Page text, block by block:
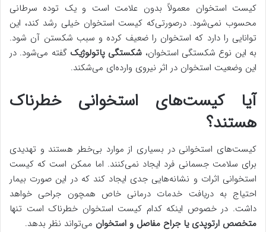
کیست‌ استخوان معمولاً بدون علامت است و یک توده سرطانی
محسوب نمی‌شود. درصورتی‌که کیست استخوان خیلی رشد کند، این
توانایی را دارد که استخوان را ضعیف کرده و سبب شکستن آن شود.
به این نوع شکستگی استخوان، شکستگی پاتولوژیک گفته می‌شود. در
این وضعیت استخوان در اثر نیروی وارده‌ای می‌شکند.
آیا کیست‌های استخوانی خطرناک
هستند؟
کیست‌های استخوانی در بسیاری از موارد بی‌خطر هستند و تهدیدی
برای سلامت جسمانی فرد ایجاد نمی‌کنند. اما ممکن است که کیست
استخوانی اثرات و نشانه‌هایی جدی ایجاد کند که در این صورت بیمار
احتیاج به دریافت خدمات درمانی خاص همچون جراحی خواهد
داشت. در خصوص اینکه کدام کیست استخوان خطرناک است تنها
متخصص ارتوپدی یا جراح مفاصل و استخوان می‌تواند نظر بدهد.